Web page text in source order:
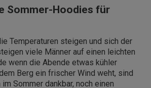
Sommer-Hoodies für
Temperaturen steigen und sich der
viele Männer auf einen leichten
wenn die Abende etwas kühler
Berg ein frischer Wind weht, sind
Sommer dankbar, noch einen